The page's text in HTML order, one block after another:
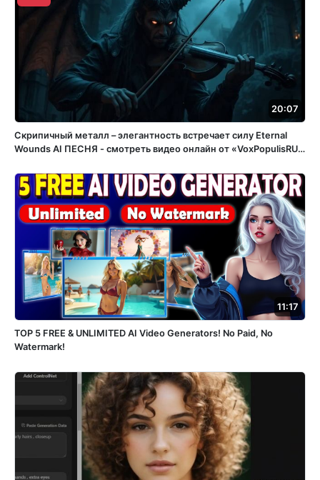
20:07
Скрипичный металл – элегантность встречает силу Eternal
Wounds ️AI ПЕСНЯ - смотреть видео онлайн от «VoxPopulisRU»
2025 года в 15:05:56 02:32:11.
11:17
TOP 5 FREE & UNLIMITED AI Video Generators! No Paid, No
Watermark!